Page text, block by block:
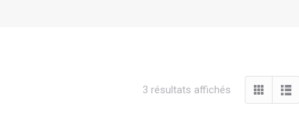
3 résultats affichés